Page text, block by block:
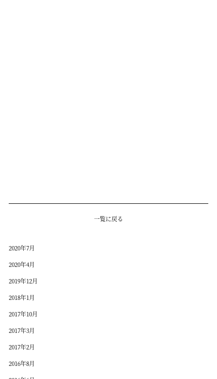
2020年7月
2020年4月
2019年12月
2018年1月
2017年10月
2017年3月
2017年2月
2016年8月
一覧に戻る